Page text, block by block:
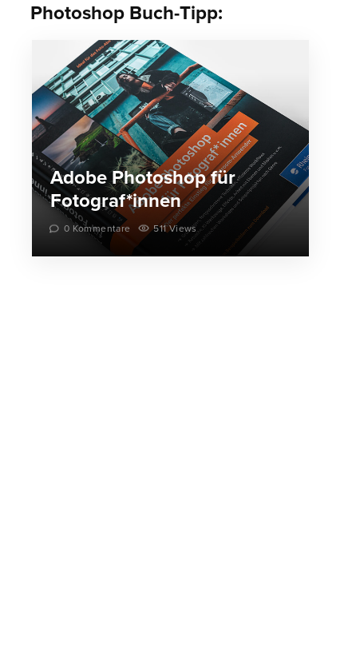
Photoshop Buch-Tipp:
Adobe Photoshop für
Fotograf*innen
0 Kommentare 511 Views